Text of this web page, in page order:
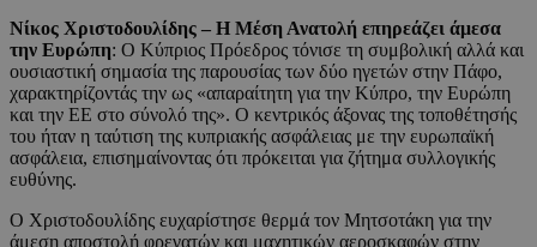
Νίκος Χριστοδουλίδης – Η Μέση Ανατολή επηρεάζει άμεσα
την Ευρώπη: Ο Κύπριος Πρόεδρος τόνισε τη συμβολική αλλά και
ουσιαστική σημασία της παρουσίας των δύο ηγετών στην Πάφο,
χαρακτηρίζοντάς την ως «απαραίτητη για την Κύπρο, την Ευρώπη
και την ΕΕ στο σύνολό της». Ο κεντρικός άξονας της τοποθέτησής
του ήταν η ταύτιση της κυπριακής ασφάλειας με την ευρωπαϊκή
ασφάλεια, επισημαίνοντας ότι πρόκειται για ζήτημα συλλογικής
ευθύνης.
Ο Χριστοδουλίδης ευχαρίστησε θερμά τον Μητσοτάκη για την
άμεση αποστολή φρεγατών και μαχητικών αεροσκαφών στην